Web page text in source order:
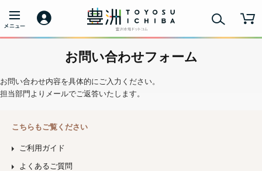
お問い合わせフォーム
お問い合わせ内容を具体的にご入力ください。
担当部門よりメールでご返答いたします。
こちらもご覧ください
ご利用ガイド
よくあるご質問